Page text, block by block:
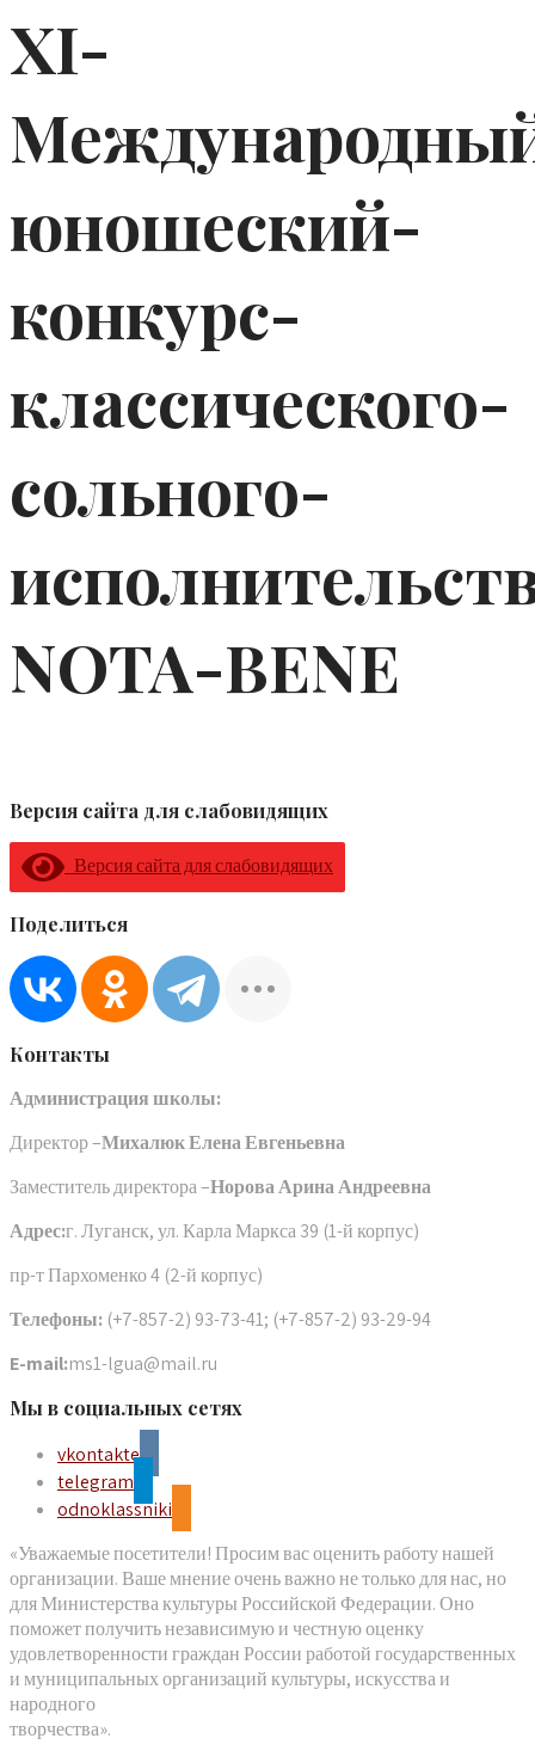
XI-
юношеский-
конкурс-
классического-
сольного-
NOTA-BENE
Версия сайта для слабовидящих
Версия сайта для слабовидящих
Поделиться
Контакты
Администрация школы:
Директор –Михалюк Елена Евгеньевна
Заместитель директора –Норова Арина Андреевна
Адрес:г. Луганск, ул. Карла Маркса 39 (1-й корпус)
пр-т Пархоменко 4 (2-й корпус)
Телефоны: (+7-857-2) 93-73-41; (+7-857-2) 93-29-94
E-mail:ms1-lgua@mail.ru
Мы в социальных сетях
vkontakte
telegram
odnoklassniki
«Уважаемые посетители! Просим вас оценить работу нашей
организации. Ваше мнение очень важно не только для нас, но
для Министерства культуры Российской Федерации. Оно
поможет получить независимую и честную оценку
удовлетворенности граждан России работой государственных
и муниципальных организаций культуры, искусства и
народного
творчества».